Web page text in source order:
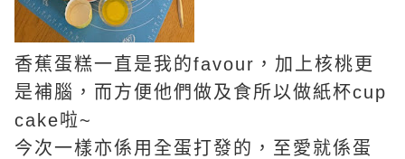
香蕉蛋糕一直是我的favour，加上核桃更
是補腦，而方便他們做及食所以做紙杯cup
cake啦~
今次一樣亦係用全蛋打發的，至愛就係蛋